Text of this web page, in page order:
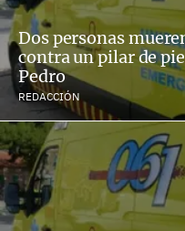
Dos personas
contra un pilar de
Pedro
REDACCIÓN